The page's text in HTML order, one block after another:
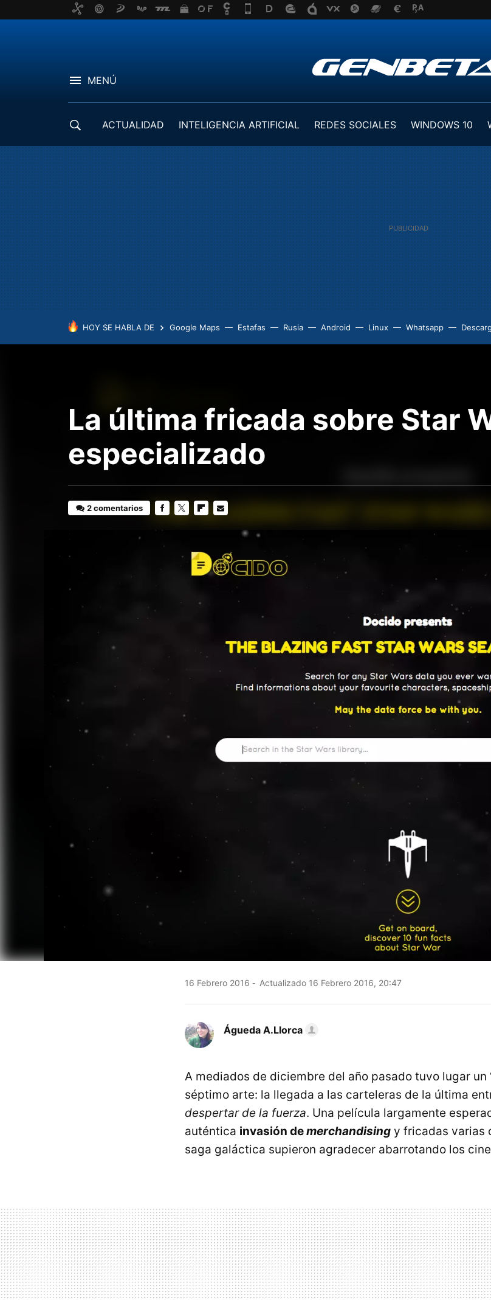
MENÚ
ACTUALIDAD INTELIGENCIA ARTIFICIAL REDES SOCIALES WINDOWS 10
HOY SE HABLA DE Google Maps Estafas Rusia Android Linux Whatsapp
La última fricada sobre Star
especializado
2 comentarios
16 Febrero 2016 Actualizado 16 Febrero 2016, 20:47
Águeda A.Llorca
A mediados de diciembre del año pasado tuvo lugar un
séptimo arte: la llegada a las carteleras de la última
despertar de la fuerza. Una película largamente
auténtica invasión demerchandising y fricadas varias
saga galáctica supieron agradecer abarrotando los